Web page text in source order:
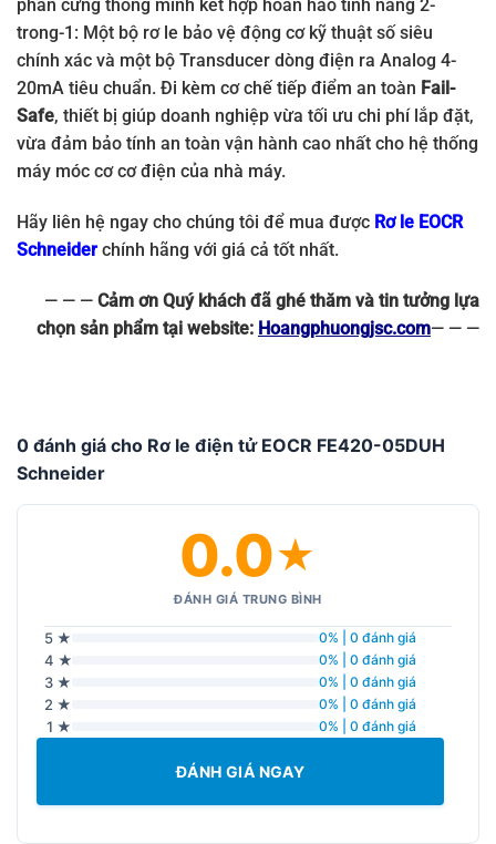
phần cứng thông minh kết hợp hoàn hảo tính năng 2-
trong-1: Một bộ rơ le bảo vệ động cơ kỹ thuật số siêu
chính xác và một bộ Transducer dòng điện ra Analog 4-
20mA tiêu chuẩn. Đi kèm cơ chế tiếp điểm an toàn Fail-
Safe, thiết bị giúp doanh nghiệp vừa tối ưu chi phí lắp đặt,
vừa đảm bảo tính an toàn vận hành cao nhất cho hệ thống
máy móc cơ cơ điện của nhà máy.
Hãy liên hệ ngay cho chúng tôi để mua được Rơ le EOCR
Schneiderchính hãng với giá cả tốt nhất.
— — — Cảm ơn Quý khách đã ghé thăm và tin tưởng lựa
chọn sản phẩm tại website: Hoangphuongjsc.com— — —
0 đánh giá cho Rơ le điện tử EOCR FE420-05DUH
Schneider
0.0★
ĐÁNH GIÁ TRUNG BÌNH
5 ★ 0% | 0 đánh giá
4 ★ 0% | 0 đánh giá
3 ★ 0% | 0 đánh giá
2 ★ 0% | 0 đánh giá
1 ★ 0% | 0 đánh giá
ĐÁNH GIÁ NGAY